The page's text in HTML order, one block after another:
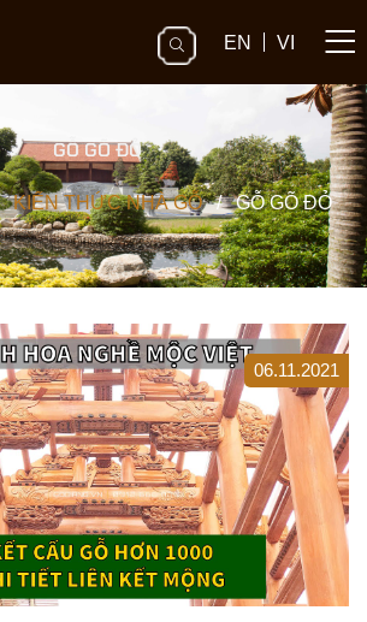
EN VI
GỖ GÕ ĐỎ
KIẾN THỨC NHÀ GỖ / GỖ GÕ ĐỎ
06.11.2021